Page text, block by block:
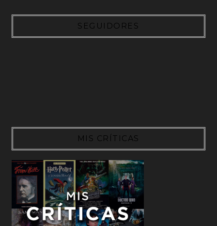
SEGUIDORES
MIS CRÍTICAS